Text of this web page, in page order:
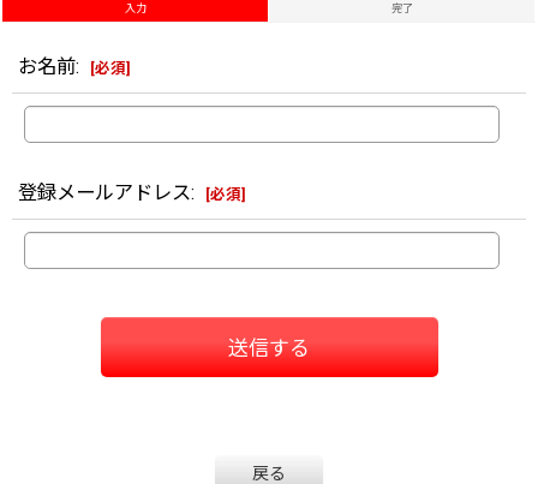
入力 完了
お名前: [必須]
登録メールアドレス: [必須]
送信する
戻る